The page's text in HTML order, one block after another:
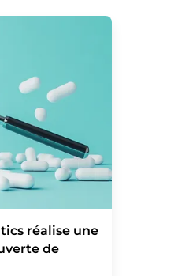
réalise une
de